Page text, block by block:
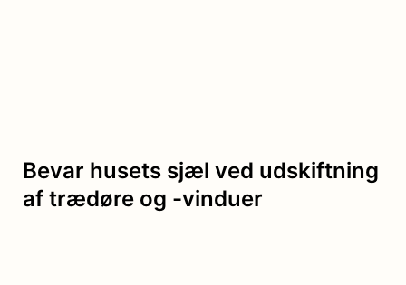
Bevar husets sjæl ved udskiftning
af trædøre og -vinduer